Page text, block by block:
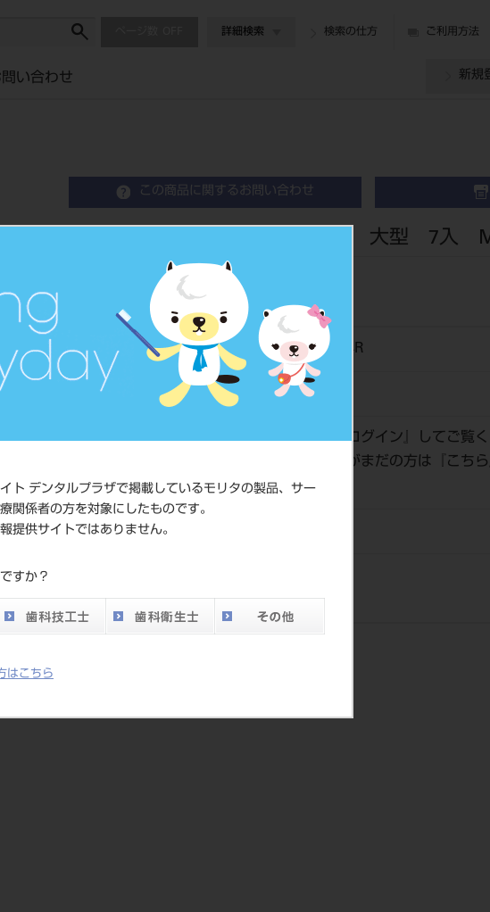
ト デンタルプラザで掲載しているモリタの製品、サー
関係者の方を対象にしたものです。
提供サイトではありません。
すか？
はこちら
詳細検索 検索の仕方 ご利用方法
問い合わせ 新規
この商品に関するお問い合わせ
ホリコダイヤモンドポイントFG 大型 7入
Diamond Points
歯科用ダイヤモンドバー
品目コード 206510981M104R
JAN/EANコード 4580191040833
価格の確認は『ログイン 』してご覧
ネット会員登録がまだの方は『
こちら
い。
メーカー
ジ